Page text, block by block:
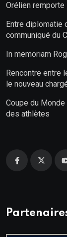
Orélien
Entre diplomatie
communiqué du
In memoriam
Rencontre entre
le nouveau
Coupe du
des athlètes